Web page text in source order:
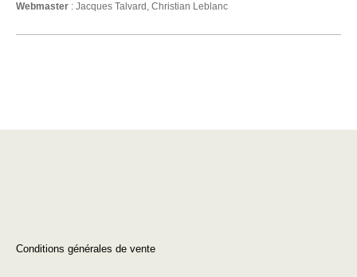
Webmaster : Jacques Talvard, Christian Leblanc
Conditions générales de vente